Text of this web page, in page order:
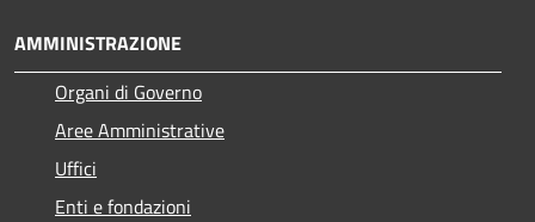
AMMINISTRAZIONE
Organi di Governo
Aree Amministrative
Uffici
Enti e fondazioni